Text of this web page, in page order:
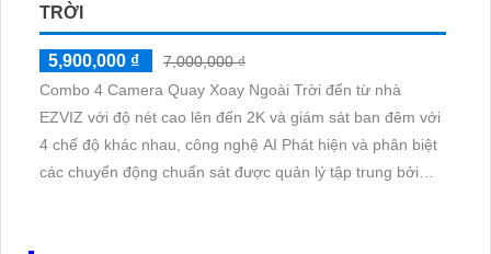
TRỜI
5,900,000 ₫
7,000,000 ₫
Combo 4 Camera Quay Xoay Ngoài Trời đến từ nhà
EZVIZ với độ nét cao lên đến 2K và giám sát ban đêm với
4 chế độ khác nhau, công nghệ AI Phát hiện và phân biệt
các chuyển động chuẩn sát được quản lý tập trung bởi